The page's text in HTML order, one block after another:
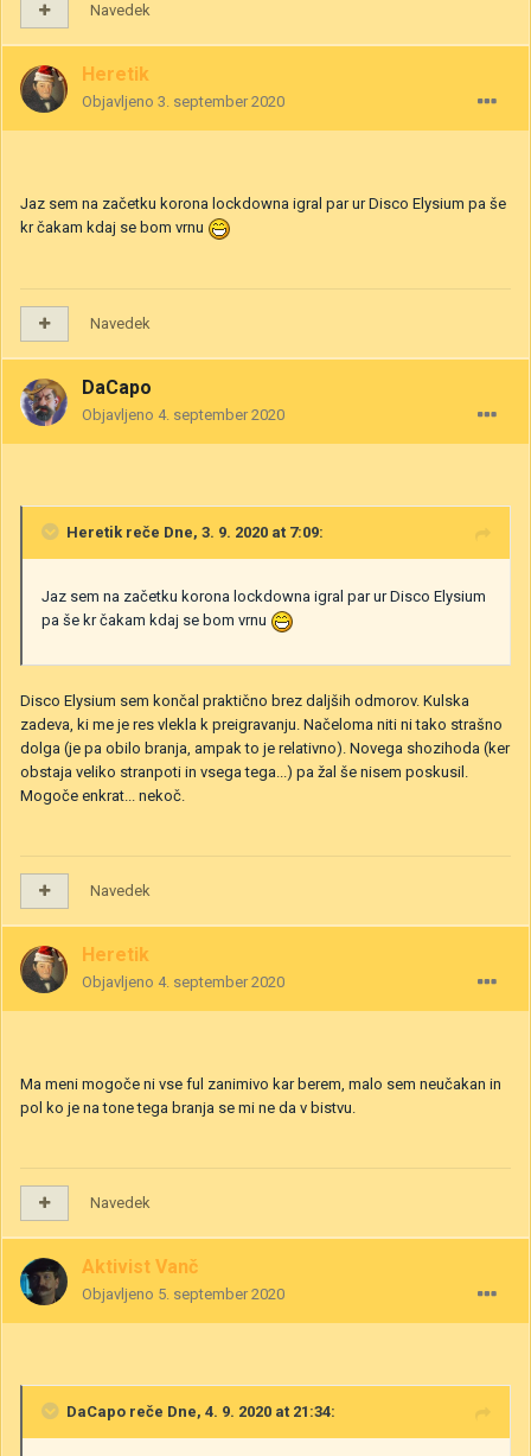
Navedek
Heretik
Objavljeno 3. september 2020
Jaz sem na začetku korona lockdowna igral par ur Disco Elysium pa še
kr čakam kdaj se bom vrnu
Navedek
DaCapo
Objavljeno 4. september 2020
Heretik reče Dne, 3. 9. 2020 at 7:09:
Jaz sem na začetku korona lockdowna igral par ur Disco Elysium
pa še kr čakam kdaj se bom vrnu
Disco Elysium sem končal praktično brez daljših odmorov. Kulska
zadeva, ki me je res vlekla k preigravanju. Načeloma niti ni tako strašno
dolga (je pa obilo branja, ampak to je relativno). Novega shozihoda (ker
obstaja veliko stranpoti in vsega tega...) pa žal še nisem poskusil.
Mogoče enkrat... nekoč.
Navedek
Heretik
Objavljeno 4. september 2020
Ma meni mogoče ni vse ful zanimivo kar berem, malo sem neučakan in
pol ko je na tone tega branja se mi ne da v bistvu.
Navedek
Aktivist Vanč
Objavljeno 5. september 2020
DaCapo reče Dne, 4. 9. 2020 at 21:34: